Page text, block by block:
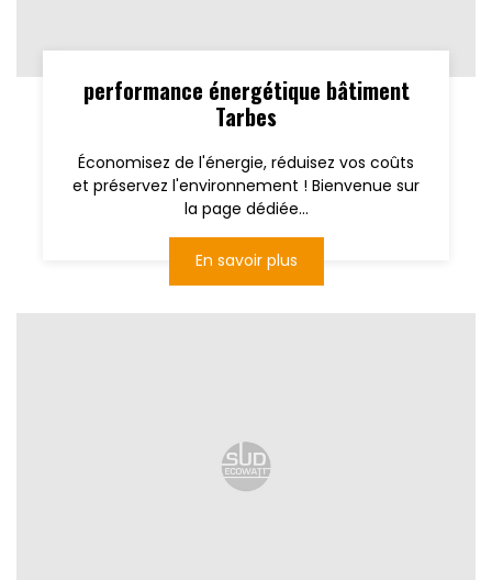
performance énergétique bâtiment
Tarbes
Économisez de l'énergie, réduisez vos coûts
et préservez l'environnement ! Bienvenue sur
la page dédiée...
En savoir plus